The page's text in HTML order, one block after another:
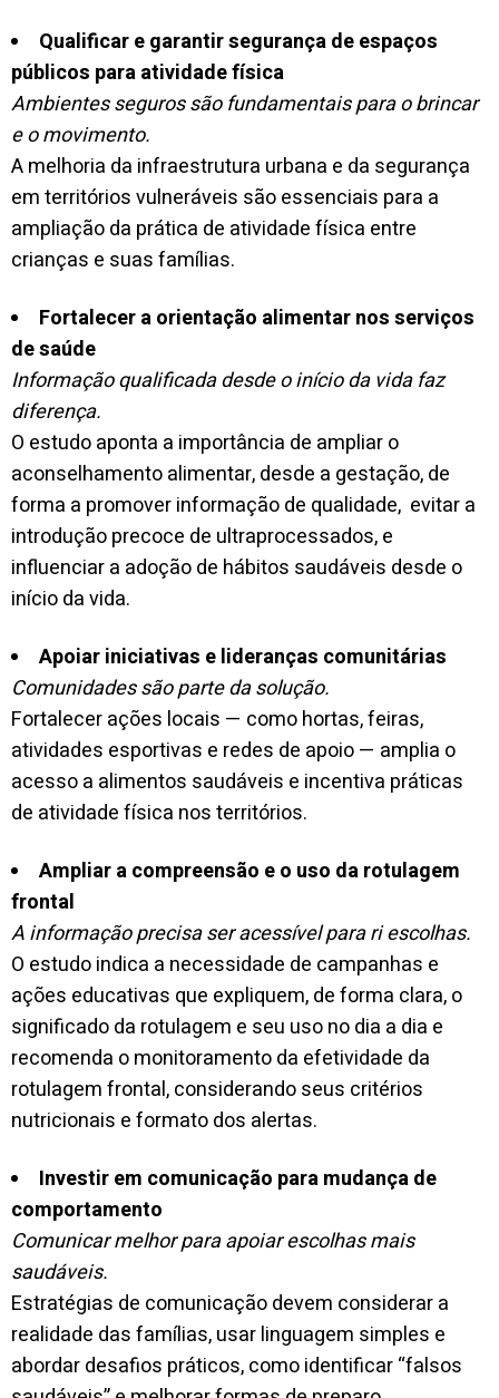
Qualificar e garantir segurança de espaços
públicos para atividade física
Ambientes seguros são fundamentais para o brincar
e o movimento.
A melhoria da infraestrutura urbana e da segurança
em territórios vulneráveis são essenciais para a
ampliação da prática de atividade física entre
crianças e suas famílias.
Fortalecer a orientação alimentar nos serviços
de saúde
Informação qualificada desde o início da vida faz
diferença.
O estudo aponta a importância de ampliar o
aconselhamento alimentar, desde a gestação, de
forma a promover informação de qualidade, evitar a
introdução precoce de ultraprocessados, e
influenciar a adoção de hábitos saudáveis desde o
início da vida.
Apoiar iniciativas e lideranças comunitárias
Comunidades são parte da solução.
Fortalecer ações locais — como hortas, feiras,
atividades esportivas e redes de apoio — amplia o
acesso a alimentos saudáveis e incentiva práticas
de atividade física nos territórios.
Ampliar a compreensão e o uso da rotulagem
frontal
A informação precisa ser acessível para ri escolhas.
O estudo indica a necessidade de campanhas e
ações educativas que expliquem, de forma clara, o
significado da rotulagem e seu uso no dia a dia e
recomenda o monitoramento da efetividade da
rotulagem frontal, considerando seus critérios
nutricionais e formato dos alertas.
Investir em comunicação para mudança de
comportamento
Comunicar melhor para apoiar escolhas mais
saudáveis.
Estratégias de comunicação devem considerar a
realidade das famílias, usar linguagem simples e
abordar desafios práticos, como identificar “falsos